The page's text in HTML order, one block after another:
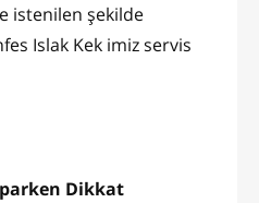
istenilen şekilde
Islak Kek imiz servis
Dikkat